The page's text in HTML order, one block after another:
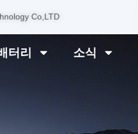
Co,LTD
터리 소식